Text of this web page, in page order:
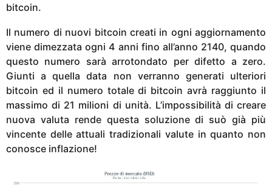
bitcoin.
Il numero di nuovi bitcoin creati in ogni aggiornamento
viene dimezzata ogni 4 anni fino all’anno 2140, quando
questo numero sarà arrotondato per difetto a zero.
Giunti a quella data non verranno generati ulteriori
bitcoin ed il numero totale di bitcoin avrà raggiunto il
massimo di 21 milioni di unità. L’impossibilità di creare
nuova valuta rende questa soluzione di suò già più
vincente delle attuali tradizionali valute in quanto non
conosce inflazione!